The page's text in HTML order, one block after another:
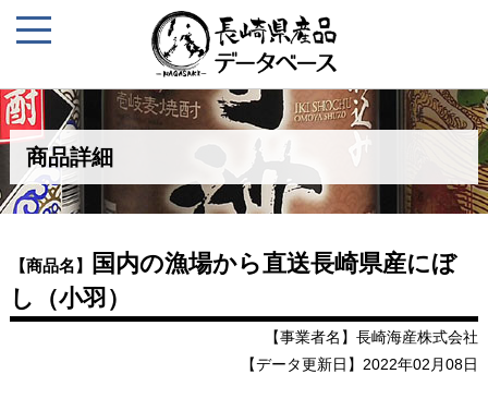
商品詳細
【商品名】
国内の漁場から直送長崎県産にぼ
し（小羽）
【事業者名】長崎海産株式会社
【データ更新日】2022年02月08日